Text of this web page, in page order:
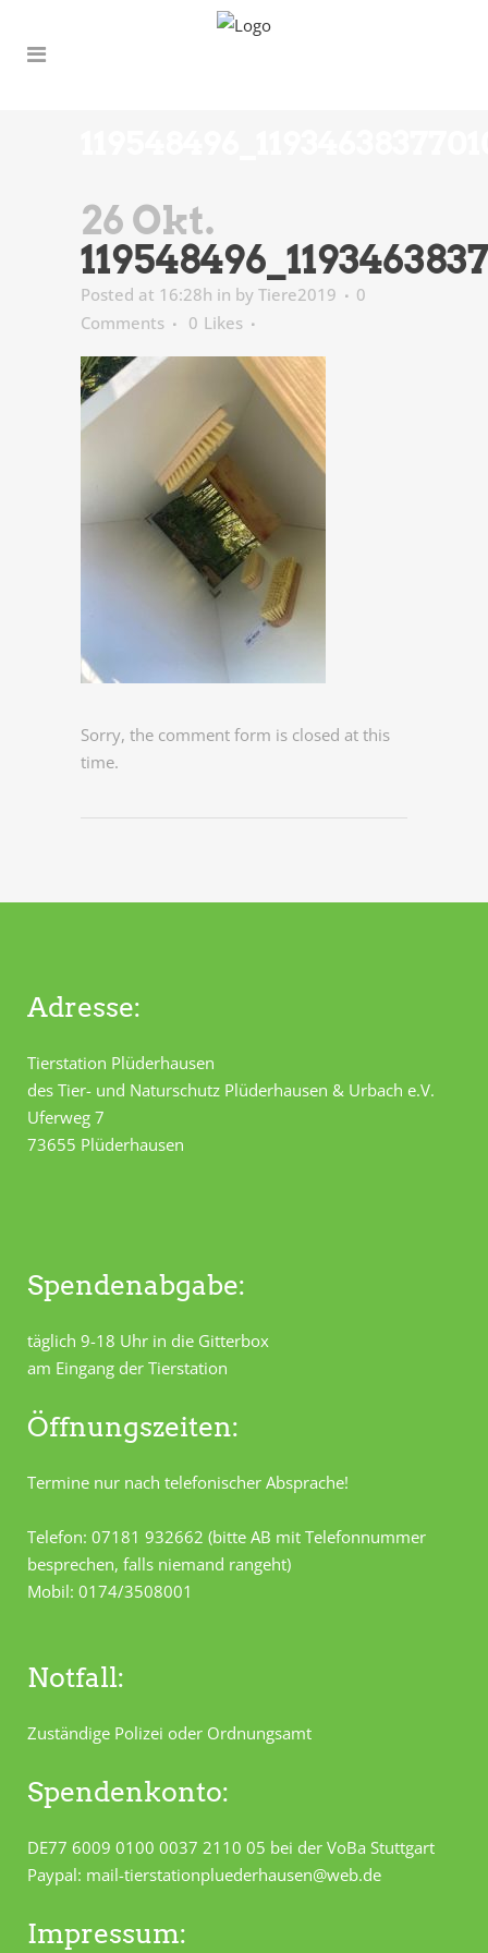
26 Okt.
Posted at 16:28h in by Tiere2019
0
Comments
0 Likes
Sorry, the comment form is closed at this
time.
Adresse:
Tierstation Plüderhausen
des Tier- und Naturschutz Plüderhausen & Urbach e.V.
Uferweg 7
73655 Plüderhausen
Spendenabgabe:
täglich 9-18 Uhr in die Gitterbox
am Eingang der Tierstation
Öffnungszeiten:
Termine nur nach telefonischer Absprache!
Telefon: 07181 932662 (bitte AB mit Telefonnummer
besprechen, falls niemand rangeht)
Mobil: 0174/3508001
Notfall:
Zuständige Polizei oder Ordnungsamt
Spendenkonto:
DE77 6009 0100 0037 2110 05 bei der VoBa Stuttgart
Paypal: mail-tierstationpluederhausen@web.de
Impressum: